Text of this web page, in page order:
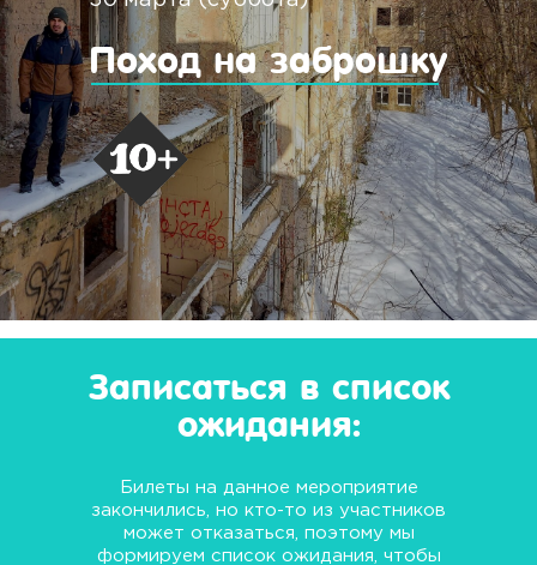
Поход на заброшку
Записаться в список
ожидания:
Билеты на данное мероприятие
закончились, но кто-то из участников
может отказаться, поэтому мы
формируем список ожидания, чтобы